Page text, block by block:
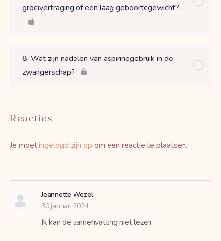
groeivertraging of een laag geboortegewicht?
8. Wat zijn nadelen van aspirinegebruik in de
zwangerschap?
Reacties
Je moetingelogd zijn op om een reactie te plaatsen.
Jeannette Wezel
30 januari 2024
Ik kan de samenvatting niet lezen